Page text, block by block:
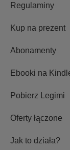
Regulaminy
Kup na prezent
Abonamenty
Ebooki na
Pobierz Legimi
Oferty łączone
Jak to działa?